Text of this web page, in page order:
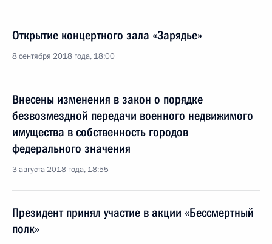
Открытие концертного зала «Зарядье»
8 сентября 2018 года, 18:00
Внесены изменения в закон о порядке
безвозмездной передачи военного недвижимого
имущества в собственность городов
федерального значения
3 августа 2018 года, 18:55
Президент принял участие в акции «Бессмертный
полк»